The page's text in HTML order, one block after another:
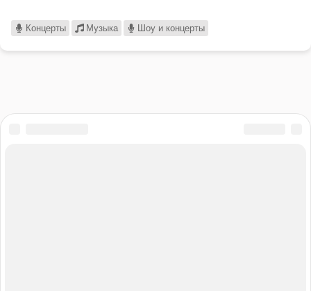
Концерты Музыка Шоу и концерты